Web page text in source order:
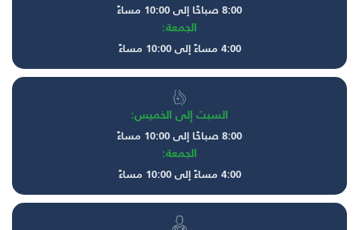
8:00 صباحًا إلى 10:00 مساءً
الجمعة:
4:00 مساءً إلى 10:00 مساءً
السبت إلى الخميس:
8:00 صباحًا إلى 10:00 مساءً
الجمعة:
4:00 مساءً إلى 10:00 مساءً